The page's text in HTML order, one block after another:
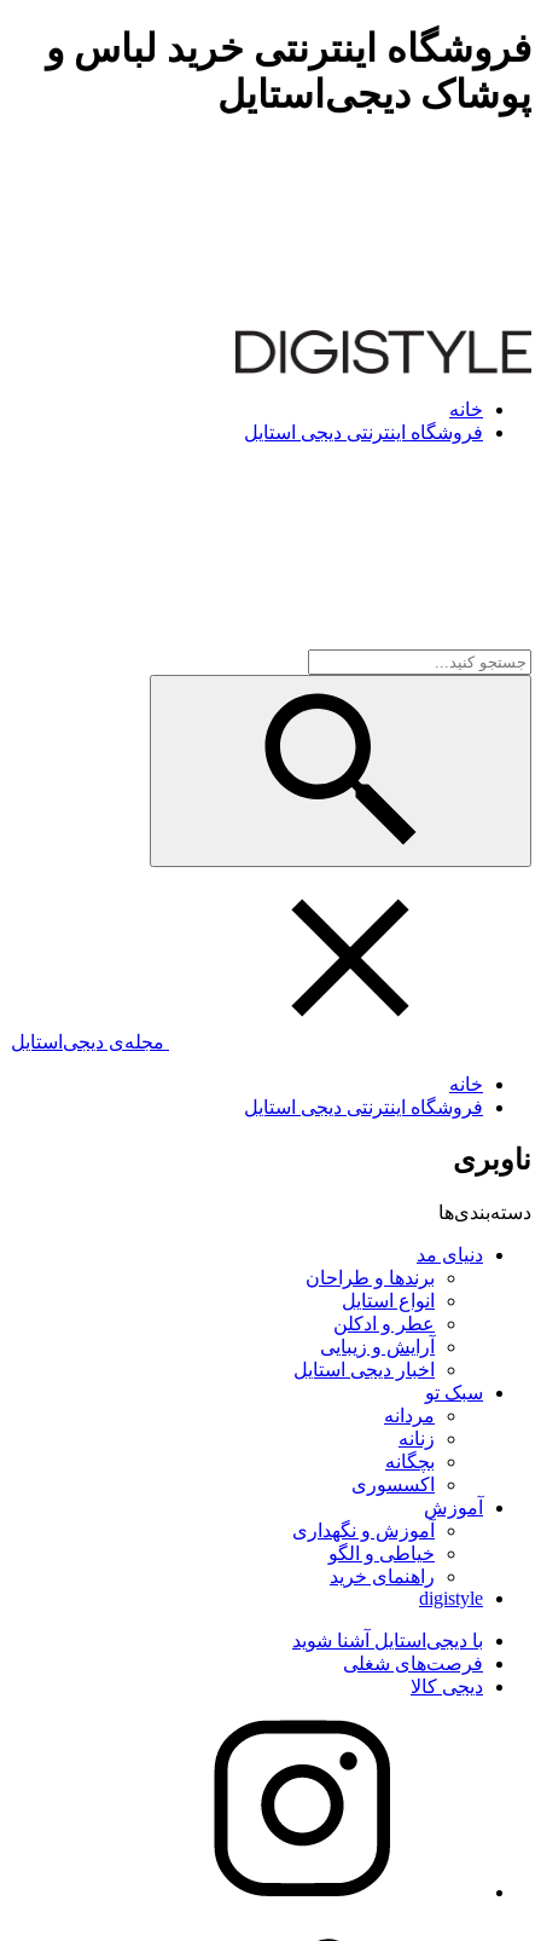
فروشگاه اینترنتی خرید لباس و
پوشاک دیجی‌استایل
خانه
فروشگاه اینترنتی دیجی استایل
مجله‌ی دیجی‌استایل
خانه
فروشگاه اینترنتی دیجی استایل
ناوبری
دسته‌بندی‌ها
دنیای مد
برندها و طراحان
انواع استایل
عطر و ادکلن
آرایش و زیبایی
اخبار دیجی استایل
سبک تو
مردانه
زنانه
بچگانه
اکسسوری
آموزش
آموزش و نگهداری
خیاطی و الگو
راهنمای خرید
digistyle
با دیجی‌استایل آشنا شوید
فرصت‌های شغلی
دیجی کالا